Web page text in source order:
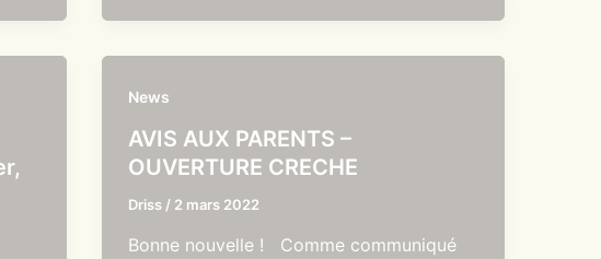
News
AVIS AUX PARENTS –
OUVERTURE CRECHE
Driss / 2 mars 2022
Bonne nouvelle ! Comme communiqué